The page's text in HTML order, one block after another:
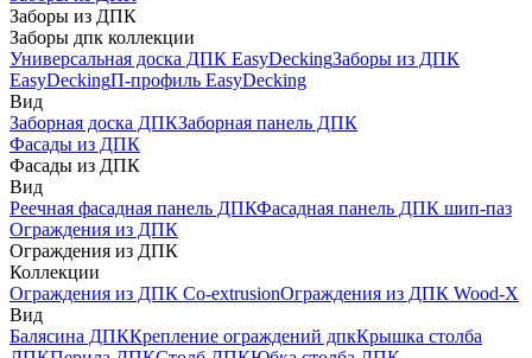
Заборы из ДПК
Заборы дпк коллекции
Универсальная доска ДПК EasyDeckingЗаборы из ДПК
EasyDeckingП-профиль EasyDecking
Вид
Заборная доска ДПКЗаборная панель ДПК
Фасады из ДПК
Фасады из ДПК
Вид
Реечная фасадная панель ДПКФасадная панель ДПК шип-паз
Ограждения из ДПК
Ограждения из ДПК
Коллекции
Ограждения из ДПК Co-extrusionОграждения из ДПК Wood-X
Вид
Балясина ДПККрепление ограждений дпкКрышка столба